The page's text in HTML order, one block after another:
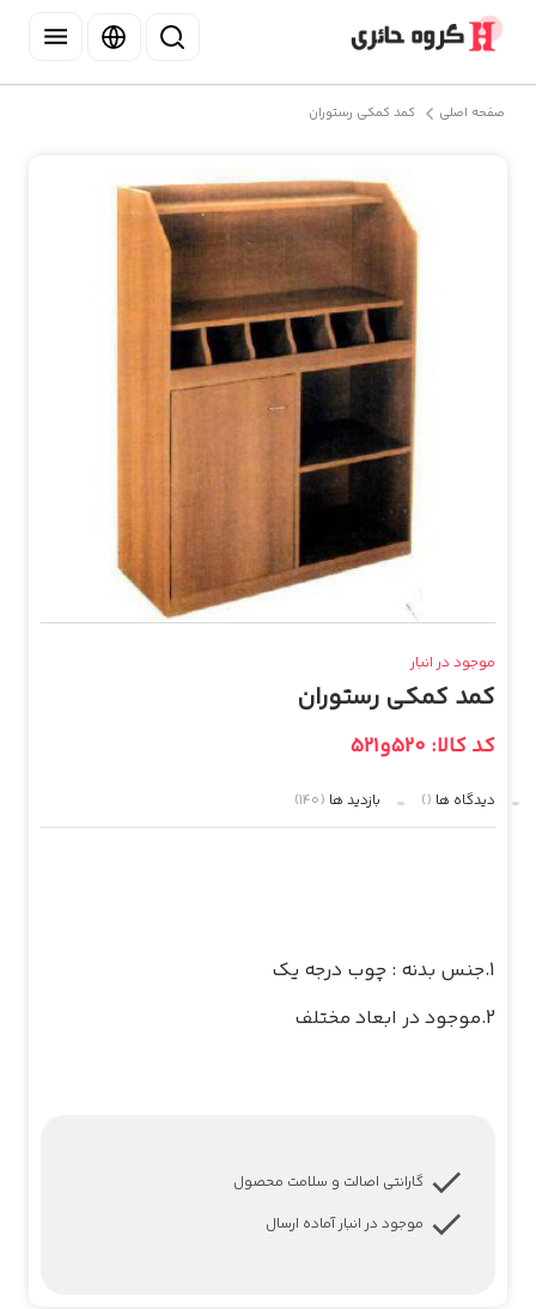
صفحه اصلی کمد کمکی رستوران
موجود در انبار
کمد کمکی رستوران
کد کالا: 520و521
دیدگاه ها () بازدید ها (140)
گارانتی اصالت و سلامت محصول
موجود در انبار آماده ارسال